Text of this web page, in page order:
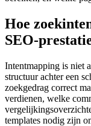
Hoe
SEO-
Intentmapping is niet
structuur achter een
zoekgedrag correct
verdienen, welke
templates nodig zijn